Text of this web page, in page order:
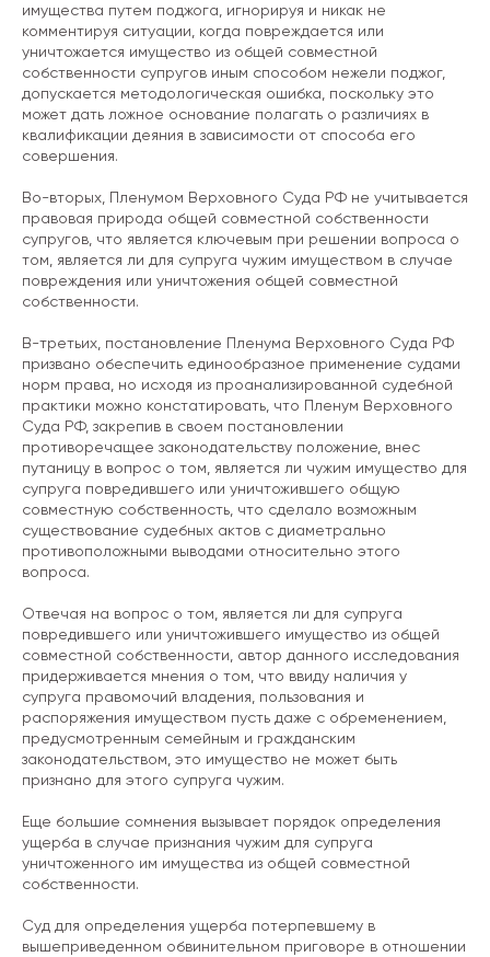
имущества путем поджога, игнорируя и никак не
комментируя ситуации, когда повреждается или
уничтожается имущество из общей совместной
собственности супругов иным способом нежели поджог,
допускается методологическая ошибка, поскольку это
может дать ложное основание полагать о различиях в
квалификации деяния в зависимости от способа его
совершения.
Во-вторых, Пленумом Верховного Суда РФ не учитывается
правовая природа общей совместной собственности
супругов, что является ключевым при решении вопроса о
том, является ли для супруга чужим имуществом в случае
повреждения или уничтожения общей совместной
собственности.
В-третьих, постановление Пленума Верховного Суда РФ
призвано обеспечить единообразное применение судами
норм права, но исходя из проанализированной судебной
практики можно констатировать, что Пленум Верховного
Суда РФ, закрепив в своем постановлении
противоречащее законодательству положение, внес
путаницу в вопрос о том, является ли чужим имущество для
супруга повредившего или уничтожившего общую
совместную собственность, что сделало возможным
существование судебных актов с диаметрально
противоположными выводами относительно этого
вопроса.
Отвечая на вопрос о том, является ли для супруга
повредившего или уничтожившего имущество из общей
совместной собственности, автор данного исследования
придерживается мнения о том, что ввиду наличия у
супруга правомочий владения, пользования и
распоряжения имуществом пусть даже с обременением,
предусмотренным семейным и гражданским
законодательством, это имущество не может быть
признано для этого супруга чужим.
Еще большие сомнения вызывает порядок определения
ущерба в случае признания чужим для супруга
уничтоженного им имущества из общей совместной
собственности.
Суд для определения ущерба потерпевшему в
вышеприведенном обвинительном приговоре в отношении